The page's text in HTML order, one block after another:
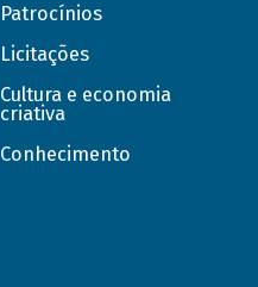
Patrocínios
Licitações
Cultura e economia
criativa
Conhecimento